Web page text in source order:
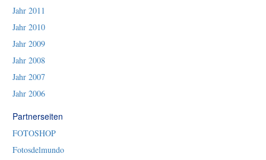
Jahr 2011
Jahr 2010
Jahr 2009
Jahr 2008
Jahr 2007
Jahr 2006
Partnerseiten
FOTOSHOP
Fotosdelmundo